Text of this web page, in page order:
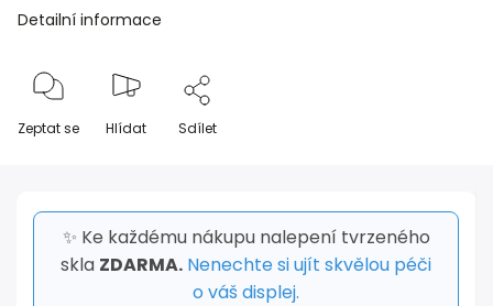
Detailní informace
Zeptat se Hlídat Sdílet
✨ Ke každému nákupu nalepení tvrzeného
skla ZDARMA. Nenechte si ujít skvělou péči
o váš displej.